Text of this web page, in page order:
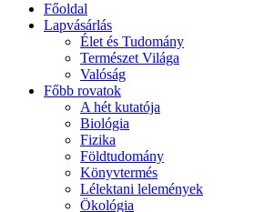
Főoldal
Lapvásárlás
Élet és Tudomány
Természet Világa
Valóság
Főbb rovatok
A hét kutatója
Biológia
Fizika
Földtudomány
Könyvtermés
Lélektani lelemények
Ökológia